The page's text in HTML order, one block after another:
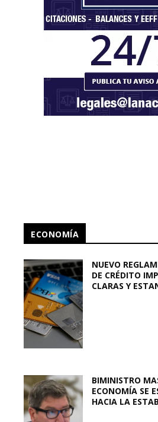
ECONOMÍA
NUEVO
DE CRÉDITO
CLARAS Y
BIMINISTRO
ECONOMÍA SE
HACIA LA